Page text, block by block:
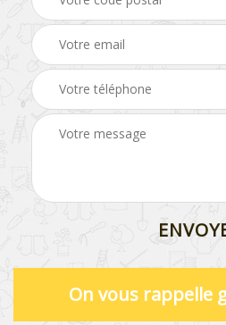
On vous rappelle